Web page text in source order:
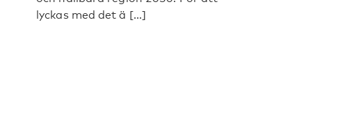
lyckas med det ä [...]